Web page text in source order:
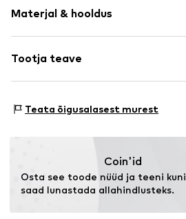
Kogu pinda kattev muster
Toote nr.
Pikkus: Põlvepikkune
Istuvus: Normaalne tegumood
Lõige: Sirge
Materjal & hooldus
Materjal: 100% Polüester - PES
Tootja teave
75001 PARIS
Teata õigusalasest murest
Coin'id
Osta see toode nüüd ja teeni kuni
saad lunastada allahindlusteks.